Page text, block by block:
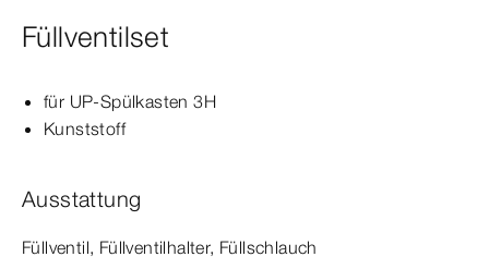
Füllventilset
für UP-​Spül­kasten 3H
Kunststoff
Ausstattung
Füllventil, Füllventilhalter, Füllschlauch